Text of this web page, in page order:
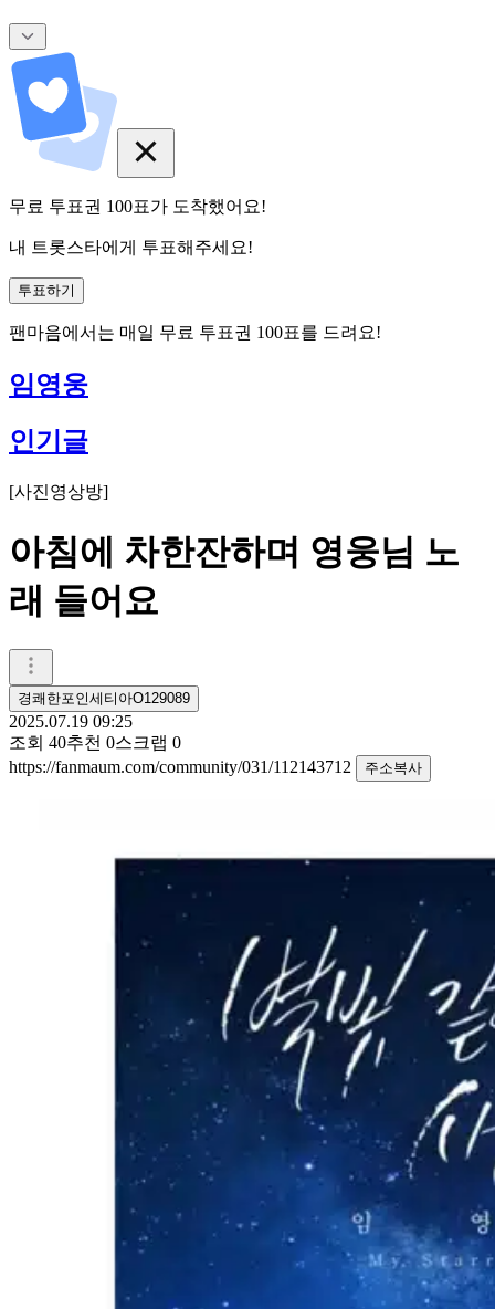
무료 투표권 100표가 도착했어요!
내 트롯스타에게 투표해주세요!
투표하기
팬마음에서는 매일 무료 투표권 100표를 드려요!
임영웅
인기글
[사진영상방]
아침에 차한잔하며 영웅님 노
래 들어요
경쾌한포인세티아O129089
2025.07.19 09:25
조회 40추천 0스크랩 0
https://fanmaum.com/community/031/112143712
주소복사